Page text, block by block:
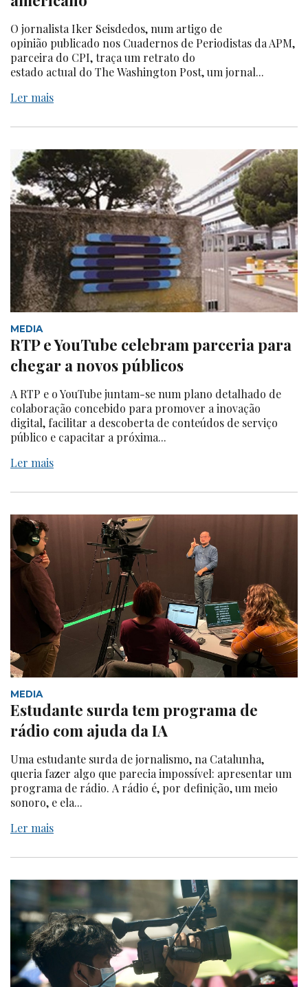
O jornalista Iker Seisdedos, num artigo de
opinião publicado nos Cuadernos de Periodistas da APM,
parceira do CPI, traça um retrato do
estado actual do The Washington Post, um jornal...
Ler mais
MEDIA
RTP e YouTube celebram parceria para
chegar a novos públicos
A RTP e o YouTube juntam-se num plano detalhado de
colaboração concebido para promover a inovação
digital, facilitar a descoberta de conteúdos de serviço
público e capacitar a próxima...
Ler mais
MEDIA
Estudante surda tem programa de
rádio com ajuda da IA
Uma estudante surda de jornalismo, na Catalunha,
queria fazer algo que parecia impossível: apresentar um
programa de rádio. A rádio é, por definição, um meio
sonoro, e ela...
Ler mais